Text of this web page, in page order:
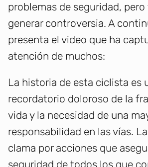
problemas de seguridad,
generar controversia. A
presenta el video que ha
atención de muchos:
La historia de esta ciclista es
recordatorio doloroso de la
vida y la necesidad de una
responsabilidad en las vías.
clama por acciones que
seguridad de todos los que